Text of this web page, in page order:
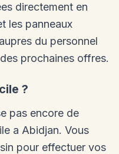
directement en
les panneaux
du personnel
prochaines offres.
?
pas encore de
a Abidjan. Vous
pour effectuer vos